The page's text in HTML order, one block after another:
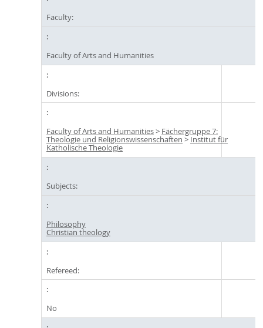
Faculty:
Faculty of Arts and Humanities
Divisions:
Faculty of Arts and Humanities> Fächergruppe 7:
Theologie und Religionswissenschaften > Institut für
Katholische Theologie
Subjects:
Philosophy
Christian theology
Refereed:
No